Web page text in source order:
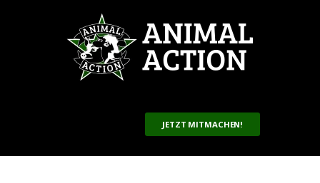
JETZT MITMACHEN!